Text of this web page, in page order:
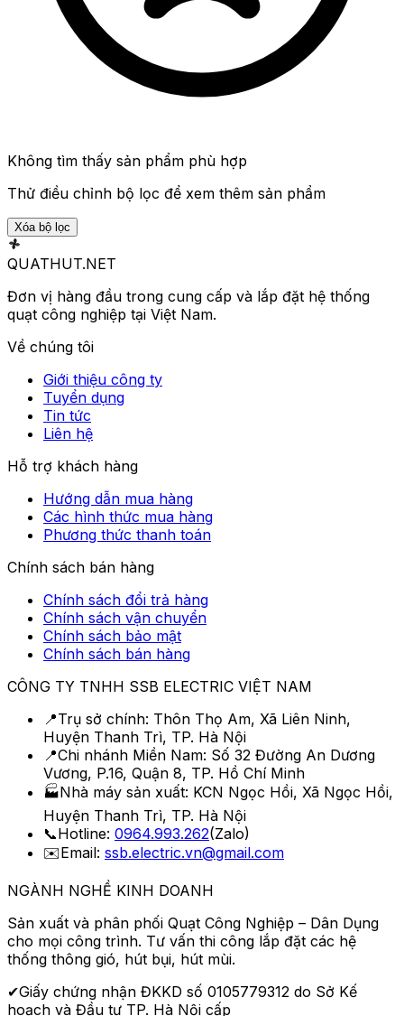
Không tìm thấy sản phẩm phù hợp
Thử điều chỉnh bộ lọc để xem thêm sản phẩm
Xóa bộ lọc
QUATHUT.NET
Đơn vị hàng đầu trong cung cấp và lắp đặt hệ thống
quạt công nghiệp tại Việt Nam.
Về chúng tôi
Giới thiệu công ty
Tuyển dụng
Tin tức
Liên hệ
Hỗ trợ khách hàng
Hướng dẫn mua hàng
Các hình thức mua hàng
Phương thức thanh toán
Chính sách bán hàng
Chính sách đổi trả hàng
Chính sách vận chuyển
Chính sách bảo mật
Chính sách bán hàng
CÔNG TY TNHH SSB ELECTRIC VIỆT NAM
📍Trụ sở chính: Thôn Thọ Am, Xã Liên Ninh,
Huyện Thanh Trì, TP. Hà Nội
📍Chi nhánh Miền Nam: Số 32 Đường An Dương
Vương, P.16, Quận 8, TP. Hồ Chí Minh
🏭Nhà máy sản xuất: KCN Ngọc Hồi, Xã Ngọc Hồi,
Huyện Thanh Trì, TP. Hà Nội
📞Hotline: 0964.993.262(Zalo)
✉️Email: ssb.electric.vn@gmail.com
NGÀNH NGHỀ KINH DOANH
Sản xuất và phân phối Quạt Công Nghiệp – Dân Dụng
cho mọi công trình. Tư vấn thi công lắp đặt các hệ
thống thông gió, hút bụi, hút mùi.
✔Giấy chứng nhận ĐKKD số 0105779312 do Sở Kế
hoạch và Đầu tư TP. Hà Nội cấp